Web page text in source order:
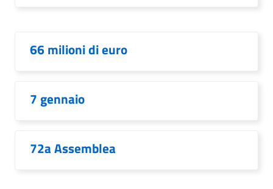
66 milioni di euro
7 gennaio
72a Assemblea